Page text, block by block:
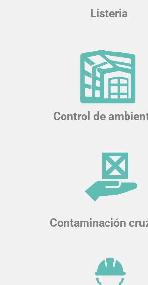
Listeria
Control de
Contaminación